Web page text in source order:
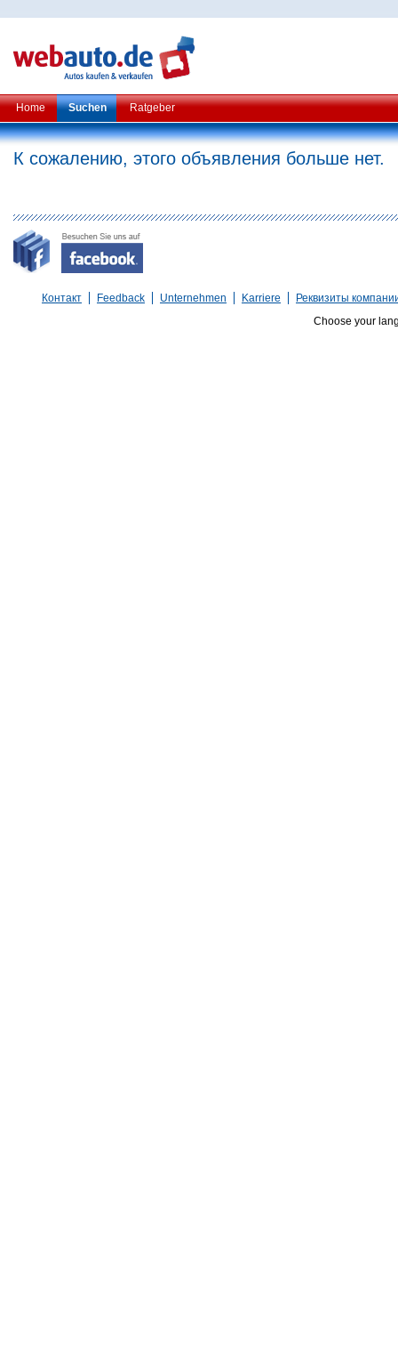
Home Suchen Ratgeber
К сожалению, этого объявления больше нет.
Контакт Feedback Unternehmen Karriere
Реквизиты
Choose your